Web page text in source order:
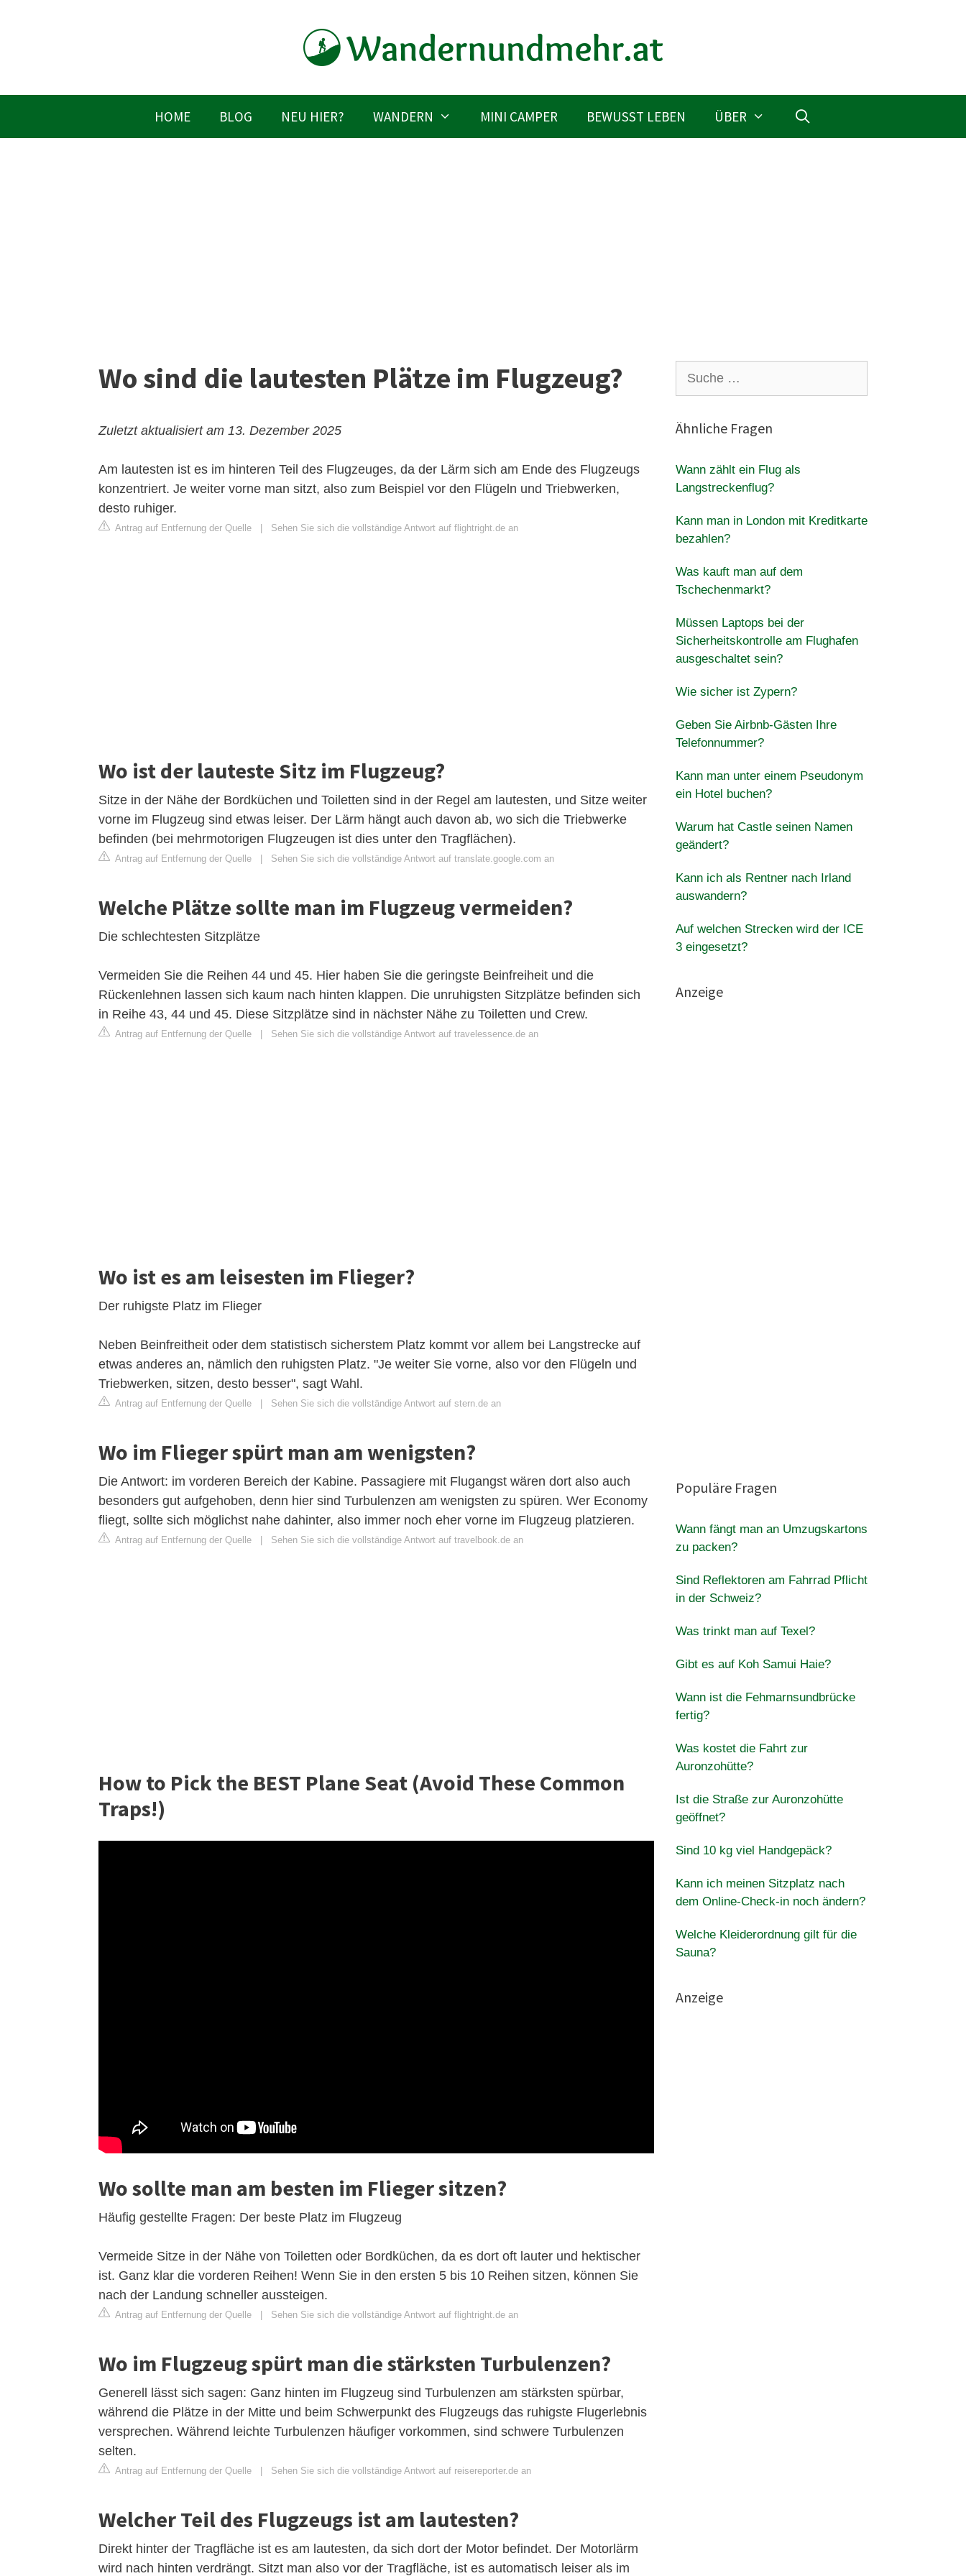
HOME BLOG NEU HIER? WANDERN MINI CAMPER BEWUSST LEBEN ÜBER
Wo sind die lautesten Plätze im Flugzeug?
Zuletzt aktualisiert am 13. Dezember 2025
Am lautesten ist es im hinteren Teil des Flugzeuges, da der Lärm sich am Ende des Flugzeugs
konzentriert. Je weiter vorne man sitzt, also zum Beispiel vor den Flügeln und Triebwerken,
desto ruhiger.
Antrag auf Entfernung der Quelle Sehen Sie sich die vollständige Antwort auf flightright.de an
Wo ist der lauteste Sitz im Flugzeug?
Sitze in der Nähe der Bordküchen und Toiletten sind in der Regel am lautesten, und Sitze weiter
vorne im Flugzeug sind etwas leiser. Der Lärm hängt auch davon ab, wo sich die Triebwerke
befinden (bei mehrmotorigen Flugzeugen ist dies unter den Tragflächen).
Antrag auf Entfernung der Quelle Sehen Sie sich die vollständige Antwort auf translate.google.com an
Welche Plätze sollte man im Flugzeug vermeiden?
Die schlechtesten Sitzplätze
Vermeiden Sie die Reihen 44 und 45. Hier haben Sie die geringste Beinfreiheit und die
Rückenlehnen lassen sich kaum nach hinten klappen. Die unruhigsten Sitzplätze befinden sich
in Reihe 43, 44 und 45. Diese Sitzplätze sind in nächster Nähe zu Toiletten und Crew.
Antrag auf Entfernung der Quelle Sehen Sie sich die vollständige Antwort auf travelessence.de an
Wo ist es am leisesten im Flieger?
Der ruhigste Platz im Flieger
Neben Beinfreitheit oder dem statistisch sicherstem Platz kommt vor allem bei Langstrecke auf
etwas anderes an, nämlich den ruhigsten Platz. "Je weiter Sie vorne, also vor den Flügeln und
Triebwerken, sitzen, desto besser", sagt Wahl.
Antrag auf Entfernung der Quelle Sehen Sie sich die vollständige Antwort auf stern.de an
Wo im Flieger spürt man am wenigsten?
Die Antwort: im vorderen Bereich der Kabine. Passagiere mit Flugangst wären dort also auch
besonders gut aufgehoben, denn hier sind Turbulenzen am wenigsten zu spüren. Wer Economy
fliegt, sollte sich möglichst nahe dahinter, also immer noch eher vorne im Flugzeug platzieren.
Antrag auf Entfernung der Quelle Sehen Sie sich die vollständige Antwort auf travelbook.de an
How to Pick the BEST Plane Seat (Avoid These Common
Traps!)
Wo sollte man am besten im Flieger sitzen?
Häufig gestellte Fragen: Der beste Platz im Flugzeug
Vermeide Sitze in der Nähe von Toiletten oder Bordküchen, da es dort oft lauter und hektischer
ist. Ganz klar die vorderen Reihen! Wenn Sie in den ersten 5 bis 10 Reihen sitzen, können Sie
nach der Landung schneller aussteigen.
Antrag auf Entfernung der Quelle | Sehen Sie sich die vollständige Antwort auf flightright.de an
Wo im Flugzeug spürt man die stärksten Turbulenzen?
Generell lässt sich sagen: Ganz hinten im Flugzeug sind Turbulenzen am stärksten spürbar,
während die Plätze in der Mitte und beim Schwerpunkt des Flugzeugs das ruhigste Flugerlebnis
versprechen. Während leichte Turbulenzen häufiger vorkommen, sind schwere Turbulenzen
selten.
Antrag auf Entfernung der Quelle | Sehen Sie sich die vollständige Antwort auf reisereporter.de an
Welcher Teil des Flugzeugs ist am lautesten?
Direkt hinter der Tragfläche ist es am lautesten, da sich dort der Motor befindet. Der Motorlärm
wird nach hinten verdrängt. Sitzt man also vor der Tragfläche, ist es automatisch leiser als im
nach:
Ähnliche Fragen
Wann zählt ein Flug als
Langstreckenflug?
Kann man in London mit Kreditkarte
bezahlen?
Was kauft man auf dem
Tschechenmarkt?
Müssen Laptops bei der
Sicherheitskontrolle am Flughafen
ausgeschaltet sein?
Wie sicher ist Zypern?
Geben Sie Airbnb-Gästen Ihre
Telefonnummer?
Kann man unter einem Pseudonym
ein Hotel buchen?
Warum hat Castle seinen Namen
geändert?
Kann ich als Rentner nach Irland
auswandern?
Auf welchen Strecken wird der ICE
3 eingesetzt?
Anzeige
Populäre Fragen
Wann fängt man an Umzugskartons
zu packen?
Sind Reflektoren am Fahrrad Pflicht
in der Schweiz?
Was trinkt man auf Texel?
Gibt es auf Koh Samui Haie?
Wann ist die Fehmarnsundbrücke
fertig?
Was kostet die Fahrt zur
Auronzohütte?
Ist die Straße zur Auronzohütte
geöffnet?
Sind 10 kg viel Handgepäck?
Kann ich meinen Sitzplatz nach
dem Online-Check-in noch ändern?
Welche Kleiderordnung gilt für die
Sauna?
Anzeige